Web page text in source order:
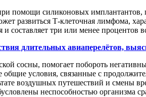
силиконовых имплантантов,
развиться Т-клеточная лимфома,
три или менее процентов
длительных авиаперелётов,
помогает побороть
условия, связанные с
воздушных путешествий и смены
неспособностью организма